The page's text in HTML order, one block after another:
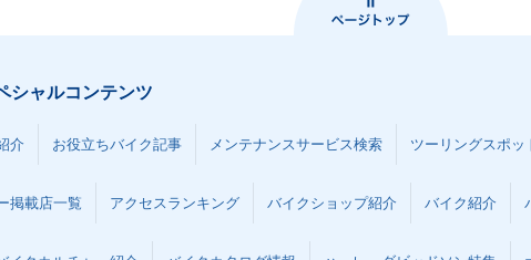
シャルコンテンツ
介 お役立ちバイク記事 メンテナンスサービス検索 ツーリングスポッ
掲載店一覧 アクセスランキング バイクショップ紹介 バイク紹介